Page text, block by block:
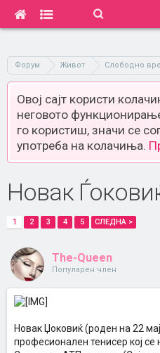
Форум Живот Слободно
Овој сајт користи
неговото
го користиш, значи се
употреба на колачиња.
Новак
1 2 3 4 5 СЛЕДНА >
The-Queen
Популарен член
Новак Џоковиќ (роден на 22
професионален тенисер кој се